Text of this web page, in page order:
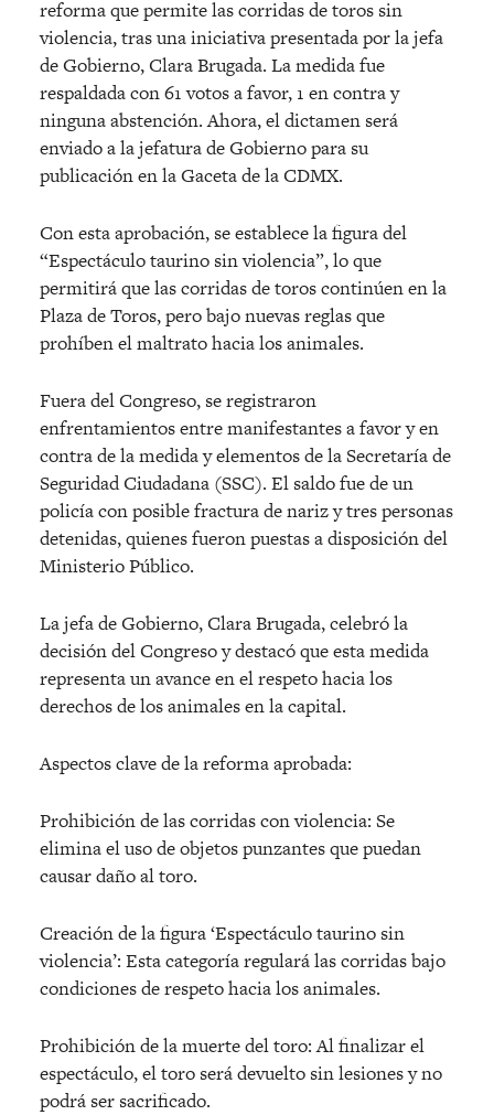
reforma que permite las corridas de toros sin
violencia, tras una iniciativa presentada por la jefa
de Gobierno, Clara Brugada. La medida fue
respaldada con 61 votos a favor, 1 en contra y
ninguna abstención. Ahora, el dictamen será
enviado a la jefatura de Gobierno para su
publicación en la Gaceta de la CDMX.
Con esta aprobación, se establece la figura del
“Espectáculo taurino sin violencia”, lo que
permitirá que las corridas de toros continúen en la
Plaza de Toros, pero bajo nuevas reglas que
prohíben el maltrato hacia los animales.
Fuera del Congreso, se registraron
enfrentamientos entre manifestantes a favor y en
contra de la medida y elementos de la Secretaría de
Seguridad Ciudadana (SSC). El saldo fue de un
policía con posible fractura de nariz y tres personas
detenidas, quienes fueron puestas a disposición del
Ministerio Público.
La jefa de Gobierno, Clara Brugada, celebró la
decisión del Congreso y destacó que esta medida
representa un avance en el respeto hacia los
derechos de los animales en la capital.
Aspectos clave de la reforma aprobada:
Prohibición de las corridas con violencia: Se
elimina el uso de objetos punzantes que puedan
causar daño al toro.
Creación de la figura ‘Espectáculo taurino sin
violencia’: Esta categoría regulará las corridas bajo
condiciones de respeto hacia los animales.
Prohibición de la muerte del toro: Al finalizar el
espectáculo, el toro será devuelto sin lesiones y no
podrá ser sacrificado.